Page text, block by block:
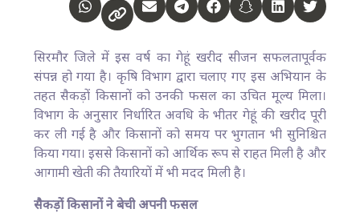
सिरमौर जिले में इस वर्ष का गेहूं खरीद सीजन सफलतापूर्वक
संपन्न हो गया है। कृषि विभाग द्वारा चलाए गए इस अभियान के
तहत सैकड़ों किसानों को उनकी फसल का उचित मूल्य मिला।
विभाग के अनुसार निर्धारित अवधि के भीतर गेहूं की खरीद पूरी
कर ली गई है और किसानों को समय पर भुगतान भी सुनिश्चित
किया गया। इससे किसानों को आर्थिक रूप से राहत मिली है और
आगामी खेती की तैयारियों में भी मदद मिली है।
सैकड़ों किसानों ने बेची अपनी फसल